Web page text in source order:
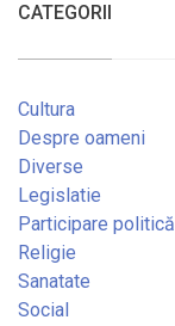
CATEGORII
Cultura
Despre oameni
Diverse
Legislatie
Participare politică
Religie
Sanatate
Social